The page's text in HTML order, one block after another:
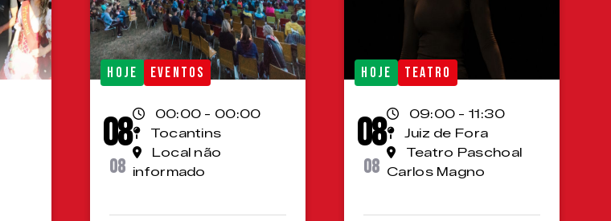
HOJE EVENTOS
08
08
00:00 - 00:00
Tocantins
Local não
informado
HOJE TEATRO
08
08
09:00 - 11:30
Juiz de Fora
Teatro Paschoal
Carlos Magno